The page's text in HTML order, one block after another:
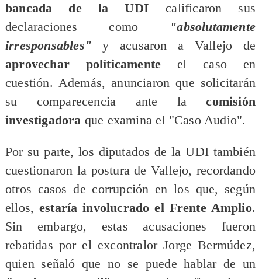
bancada de la UDI calificaron sus
declaraciones como "absolutamente
irresponsables" y acusaron a Vallejo de
aprovechar políticamente el caso en
cuestión. Además, anunciaron que solicitarán
su comparecencia ante lacomisión
investigadora que examina el "Caso Audio".
​Por su parte, los diputados de la UDI también
cuestionaron la postura de Vallejo, recordando
otros casos de corrupción en los que, según
ellos, estaría involucrado el Frente Amplio.
Sin embargo, estas acusaciones fueron
rebatidas por el excontralor Jorge Bermúdez,
quien señaló que no se puede hablar de un